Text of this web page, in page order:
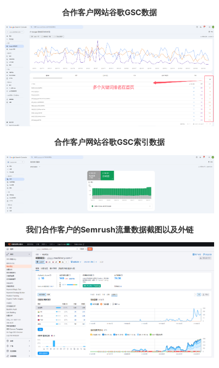
合作客户网站谷歌GSC数据
合作客户网站谷歌GSC索引数据
我们合作客户的Semrush流量数据截图以及外链